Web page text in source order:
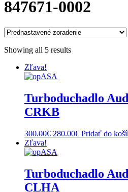
847671-0002
Showing all 5 results
Zľava!
Turboduchadlo
CRKB
300.00€ Original
was:
280.00€Current
Pridať do
Zľava!
Turboduchadlo
CLHA